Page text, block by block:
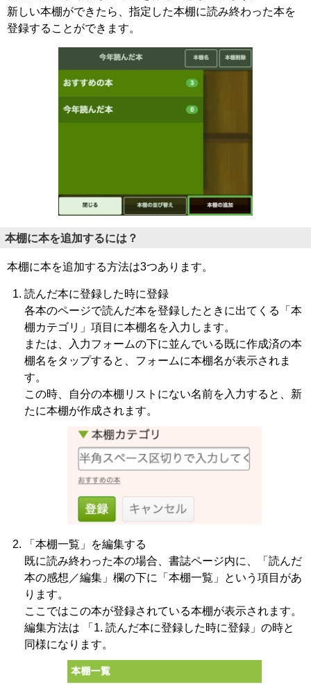
新しい本棚ができたら、指定した本棚に読み終わった本を
登録することができます。
本棚に本を追加するには？
本棚に本を追加する方法は3つあります。
読んだ本に登録した時に登録
各本のページで読んだ本を登録したときに出てくる「本
棚カテゴリ」項目に本棚名を入力します。
または、入力フォームの下に並んでいる既に作成済の本
棚名をタップすると、フォームに本棚名が表示されま
す。
この時、自分の本棚リストにない名前を入力すると、新
たに本棚が作成されます。
「本棚一覧」を編集する
既に読み終わった本の場合、書誌ページ内に、「読んだ
本の感想／編集」欄の下に「本棚一覧」という項目があ
ります。
ここではこの本が登録されている本棚が表示されます。
編集方法は 「1. 読んだ本に登録した時に登録」の時と
同様になります。